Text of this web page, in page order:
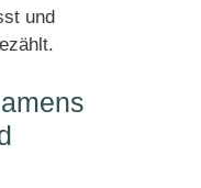
und